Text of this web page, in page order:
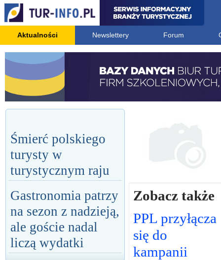
Aktualności Newslettery Forum
Śmierć polskiego
turysty w
turystycznym raju
Gastronomia patrzy
na sezon z nadzieją,
ale goście nadal
liczą wydatki
Zobacz także
PPL przyłącza
się do
kampanii